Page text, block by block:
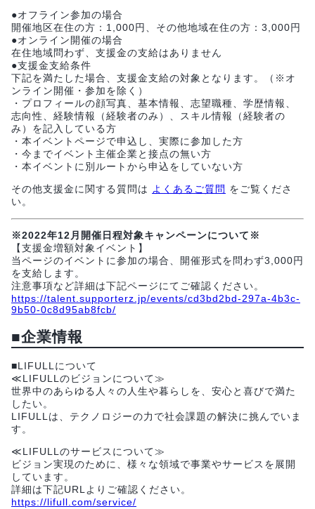
●オフライン参加の場合
開催地区在住の方：1,000円、その他地域在住の方：3,000円
●オンライン開催の場合
在住地域問わず、支援金の支給はありません
●支援金支給条件
下記を満たした場合、支援金支給の対象となります。（※オ
ンライン開催・参加を除く）
・プロフィールの顔写真、基本情報、志望職種、学歴情報、
志向性、経験情報（経験者のみ）、スキル情報（経験者の
み）を記入している方
・本イベントページで申込し、実際に参加した方
・今までイベント主催企業と接点の無い方
・本イベントに別ルートから申込をしていない方
その他支援金に関する質問は よくあるご質問 をご覧くださ
い。
※2022年12月開催日程対象キャンペーンについて※
【支援金増額対象イベント】
当ページのイベントに参加の場合、開催形式を問わず3,000円
を支給します。
注意事項など詳細は下記ページにてご確認ください。
https://talent.supporterz.jp/events/cd3bd2bd-297a-4b3c-
9b50-0c8d95ab8fcb/
■企業情報
■LIFULLについて
≪LIFULLのビジョンについて≫
世界中のあらゆる人々の人生や暮らしを、安心と喜びで満た
したい。
LIFULLは、テクノロジーの力で社会課題の解決に挑んでいま
す。
≪LIFULLのサービスについて≫
ビジョン実現のために、様々な領域で事業やサービスを展開
しています。
詳細は下記URLよりご確認ください。
https://lifull.com/service/